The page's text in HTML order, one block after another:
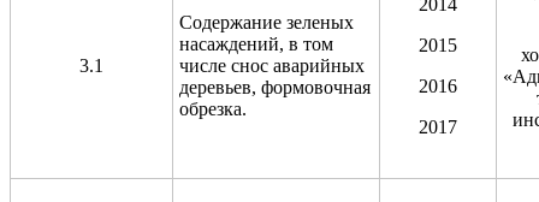
3.1
Содержание зеленых
насаждений, в том
числе снос аварийных
деревьев, формовочная
обрезка.
2015
2016
2017